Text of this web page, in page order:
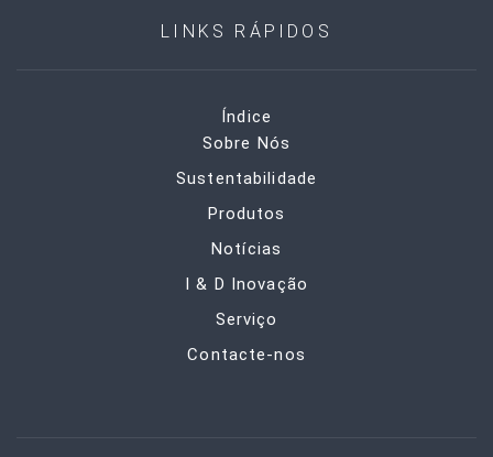
LINKS RÁPIDOS
Índice
Sobre Nós
Sustentabilidade
Produtos
Notícias
I & D Inovação
Serviço
Contacte-nos